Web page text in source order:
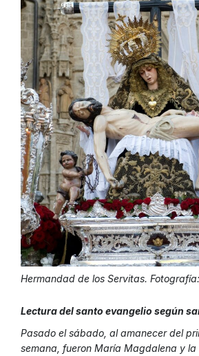
Hermandad de los Servitas.
Lectura del santo evangelio según
Pasado el sábado, al amanecer del
semana, fueron María Magdalena y